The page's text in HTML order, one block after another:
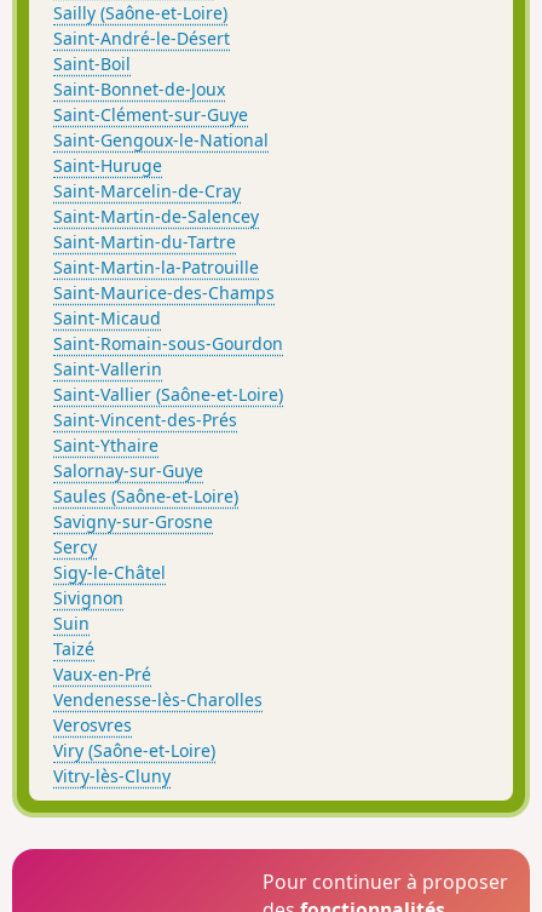
Sailly (Saône-et-Loire)
Saint-André-le-Désert
Saint-Boil
Saint-Bonnet-de-Joux
Saint-Clément-sur-Guye
Saint-Gengoux-le-National
Saint-Huruge
Saint-Marcelin-de-Cray
Saint-Martin-de-Salencey
Saint-Martin-du-Tartre
Saint-Martin-la-Patrouille
Saint-Maurice-des-Champs
Saint-Micaud
Saint-Romain-sous-Gourdon
Saint-Vallerin
Saint-Vallier (Saône-et-Loire)
Saint-Vincent-des-Prés
Saint-Ythaire
Salornay-sur-Guye
Saules (Saône-et-Loire)
Savigny-sur-Grosne
Sercy
Sigy-le-Châtel
Sivignon
Suin
Taizé
Vaux-en-Pré
Vendenesse-lès-Charolles
Verosvres
Viry (Saône-et-Loire)
Vitry-lès-Cluny
Pour continuer à proposer